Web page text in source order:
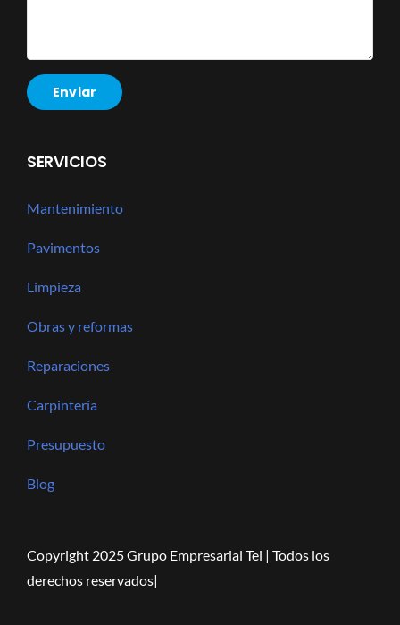
SERVICIOS
Mantenimiento
Pavimentos
Limpieza
Obras y reformas
Reparaciones
Carpintería
Presupuesto
Blog
Copyright 2025 Grupo Empresarial Tei | Todos los
derechos reservados|